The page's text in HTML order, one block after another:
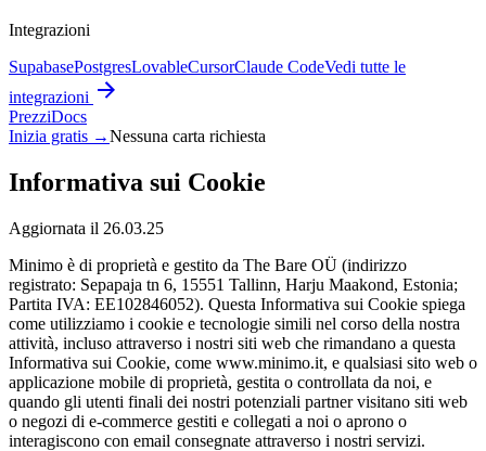
Integrazioni
SupabasePostgresLovableCursorClaude CodeVedi tutte le
integrazioni
PrezziDocs
Inizia gratis →Nessuna carta richiesta
Informativa sui Cookie
Aggiornata il 26.03.25
Minimo è di proprietà e gestito da The Bare OÜ (indirizzo
registrato: Sepapaja tn 6, 15551 Tallinn, Harju Maakond, Estonia;
Partita IVA: EE102846052). Questa Informativa sui Cookie spiega
come utilizziamo i cookie e tecnologie simili nel corso della nostra
attività, incluso attraverso i nostri siti web che rimandano a questa
Informativa sui Cookie, come www.minimo.it, e qualsiasi sito web o
applicazione mobile di proprietà, gestita o controllata da noi, e
quando gli utenti finali dei nostri potenziali partner visitano siti web
o negozi di e-commerce gestiti e collegati a noi o aprono o
interagiscono con email consegnate attraverso i nostri servizi.